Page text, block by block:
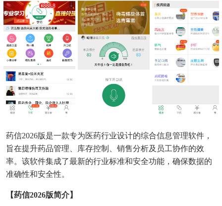
药信2026版是一款专为医药行业设计的综合信息管理软件，
旨在提升药品管理、库存控制、销售分析及员工协作的效
率。该软件集成了最新的行业标准和安全功能，确保数据的
准确性和安全性。
【药信2026版简介】